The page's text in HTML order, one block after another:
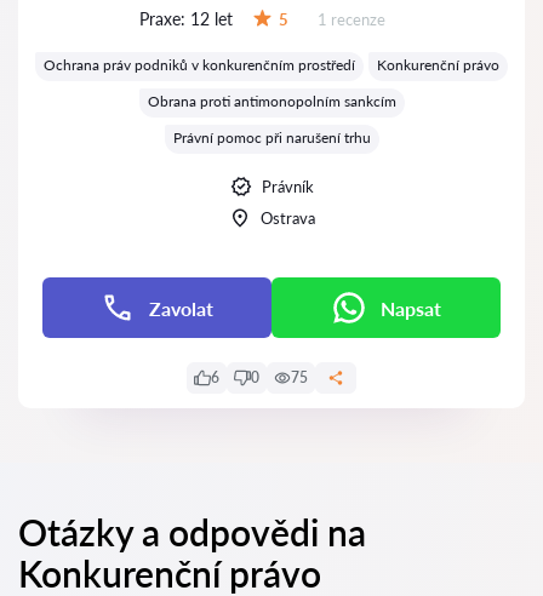
Praxe: 12 let 5 Recenzí:
1 recenze
Ochrana práv podniků v konkurenčním prostředí
Konkurenční právo
Obrana proti antimonopolním sankcím
Právní pomoc při narušení trhu
Právník
Ostrava
Zavolat Napsat
6 0 75
Otázky a odpovědi na
Konkurenční právo